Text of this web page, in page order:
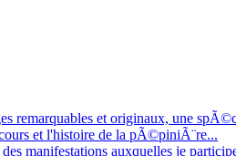
remarquables et originaux, une
et l'histoire de la pÃ©piniÃ¨re...
manifestations auxquelles je